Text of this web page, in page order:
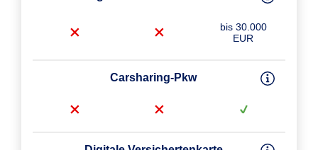
bis 30.000
EUR
Carsharing-Pkw